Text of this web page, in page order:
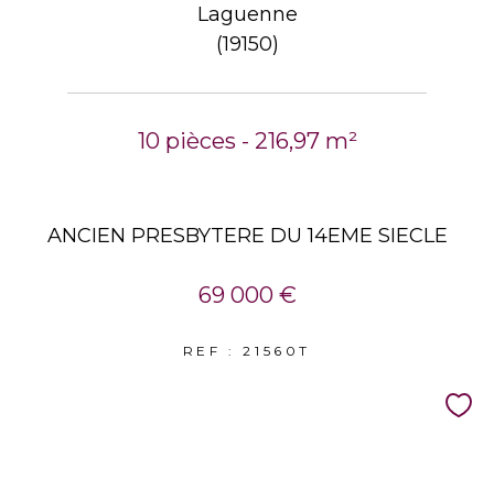
Laguenne
(19150)
10 pièces - 216,97 m²
ANCIEN PRESBYTERE DU 14EME SIECLE
69 000 €
REF : 21560T